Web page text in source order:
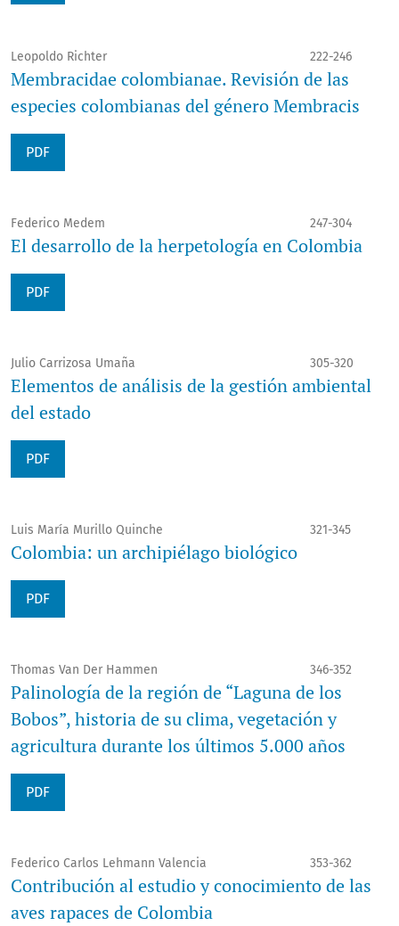
Leopoldo Richter 222-246
Membracidae colombianae. Revisión de las
especies colombianas del género Membracis
PDF
Federico Medem 247-304
El desarrollo de la herpetología en Colombia
PDF
Julio Carrizosa Umaña 305-320
Elementos de análisis de la gestión ambiental
del estado
PDF
Luis María Murillo Quinche 321-345
Colombia: un archipiélago biológico
PDF
Thomas Van Der Hammen 346-352
Palinología de la región de “Laguna de los
Bobos”, historia de su clima, vegetación y
agricultura durante los últimos 5.000 años
PDF
Federico Carlos Lehmann Valencia 353-362
Contribución al estudio y conocimiento de las
aves rapaces de Colombia